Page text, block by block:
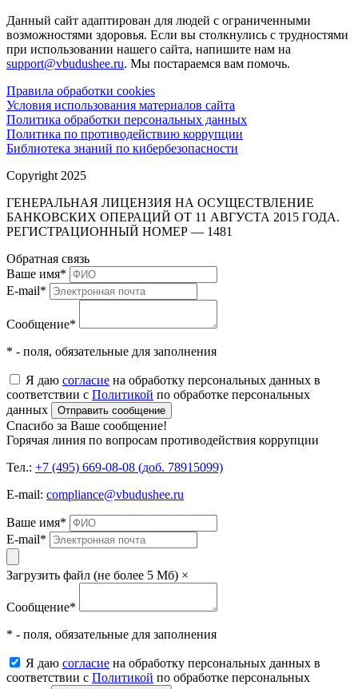
Данный сайт адаптирован для людей с ограниченными
возможностями здоровья. Если вы столкнулись с трудностями
при использовании нашего сайта, напишите нам на
support@vbudushee.ru. Мы постараемся вам помочь.
Правила обработки cookies
Условия использования материалов сайта
Политика обработки персональных данных
Политика по противодействию коррупции
Библиотека знаний по кибербезопасности
Copyright 2025
ГЕНЕРАЛЬНАЯ ЛИЦЕНЗИЯ НА ОСУЩЕСТВЛЕНИЕ
БАНКОВСКИХ ОПЕРАЦИЙ ОТ 11 АВГУСТА 2015 ГОДА.
РЕГИСТРАЦИОННЫЙ НОМЕР — 1481
Обратная связь
Ваше имя*
E-mail*
Сообщение*
* - поля, обязательные для заполнения
Я даю согласие на обработку персональных данных в
соответствии с Политикой по обработке персональных
данных
Отправить сообщение
Спасибо за Ваше сообщение!
Горячая линия по вопросам противодействия коррупции
Тел.: +7 (495) 669-08-08 (доб. 78915099)
E-mail: compliance@vbudushee.ru
Ваше имя*
E-mail*
Загрузить файл (не более 5 Мб) ×
Сообщение*
* - поля, обязательные для заполнения
Я даю согласие на обработку персональных данных в
соответствии с Политикой по обработке персональных